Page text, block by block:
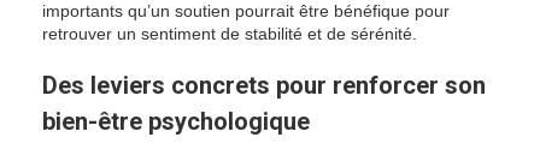
importants qu’un soutien pourrait être bénéfique pour
retrouver un sentiment de stabilité et de sérénité.
Des leviers concrets pour renforcer son
bien-être psychologique